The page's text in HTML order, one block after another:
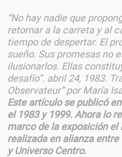
“No hay nadie que
retornar a la carreta y al
tiempo de despertar. El
sueño. Sus promesas no
ilusionarlos. Ellas
desafío”. abril 24, 1983.
Observateur” por María
Este artículo se publicó
el 1983 y 1999. Ahora lo
marco de la exposición el
realizada en alianza
y Universo Centro.